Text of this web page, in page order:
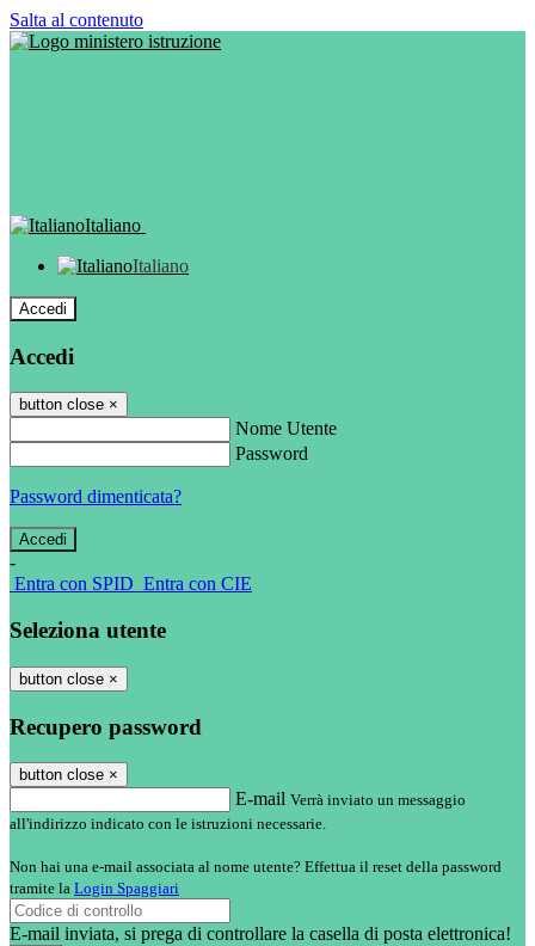
Salta al contenuto
Italiano
Italiano
Accedi
Accedi
button close ×
Nome Utente
Password
Password dimenticata?
-
Entra con SPID Entra con CIE
Seleziona utente
button close ×
Recupero password
button close ×
E-mail Verrà inviato un messaggio
all'indirizzo indicato con le istruzioni necessarie.
Non hai una e-mail associata al nome utente? Effettua il reset della password
tramite la Login Spaggiari
E-mail inviata, si prega di controllare la casella di posta elettronica!